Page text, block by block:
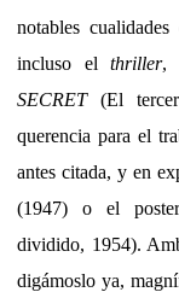
notables
incluso el thriller,
SECRET (El
querencia para el
antes citada, y en
(1947) o el
dividido, 1954).
digámoslo ya,